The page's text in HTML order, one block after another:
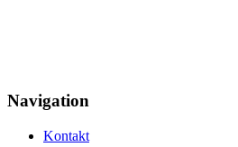
Navigation
Kontakt